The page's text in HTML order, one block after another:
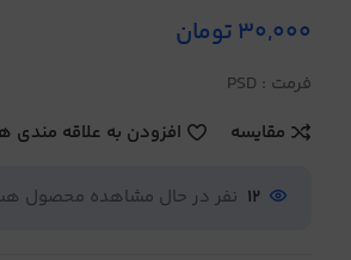
30,000تومان
فرمت : PSD
مقایسه
افزودن به علاقه مندی
12 نفر در حال مشاهده محصول